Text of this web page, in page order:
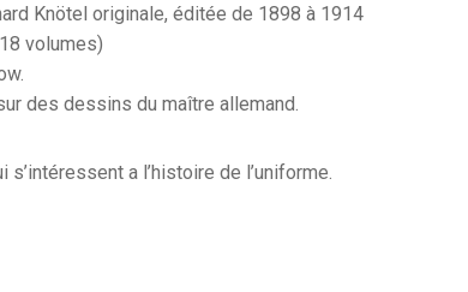
Knötel originale, éditée de 1898 à 1914
volumes)
des dessins du maître allemand.
a l’histoire de l’uniforme.